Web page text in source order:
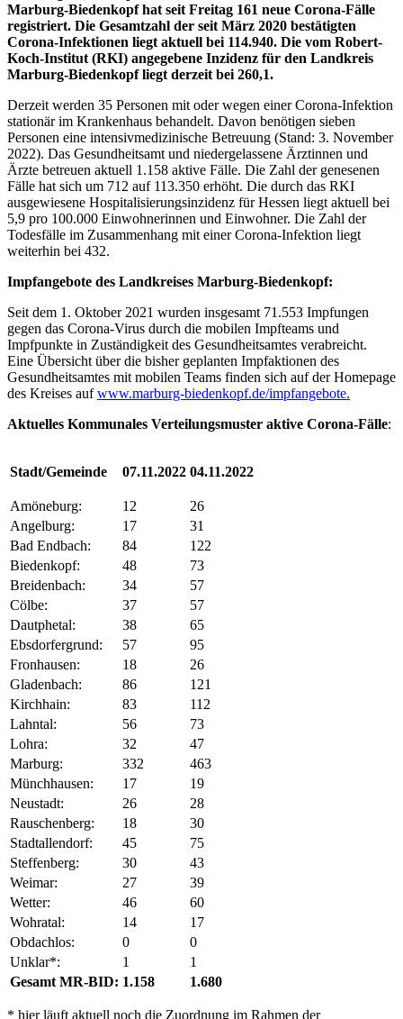
Marburg-Biedenkopf hat seit Freitag 161 neue Corona-Fälle
registriert. Die Gesamtzahl der seit März 2020 bestätigten
Corona-Infektionen liegt aktuell bei 114.940. Die vom Robert-
Koch-Institut (RKI) angegebene Inzidenz für den Landkreis
Marburg-Biedenkopf liegt derzeit bei 260,1.
Derzeit werden 35 Personen mit oder wegen einer Corona-Infektion
stationär im Krankenhaus behandelt. Davon benötigen sieben
Personen eine intensivmedizinische Betreuung (Stand: 3. November
2022). Das Gesundheitsamt und niedergelassene Ärztinnen und
Ärzte betreuen aktuell 1.158 aktive Fälle. Die Zahl der genesenen
Fälle hat sich um 712 auf 113.350 erhöht. Die durch das RKI
ausgewiesene Hospitalisierungsinzidenz für Hessen liegt aktuell bei
5,9 pro 100.000 Einwohnerinnen und Einwohner. Die Zahl der
Todesfälle im Zusammenhang mit einer Corona-Infektion liegt
weiterhin bei 432.
Impfangebote des Landkreises Marburg-Biedenkopf:
Seit dem 1. Oktober 2021 wurden insgesamt 71.553 Impfungen
gegen das Corona-Virus durch die mobilen Impfteams und
Impfpunkte in Zuständigkeit des Gesundheitsamtes verabreicht.
Eine Übersicht über die bisher geplanten Impfaktionen des
Gesundheitsamtes mit mobilen Teams finden sich auf der Homepage
des Kreises aufwww.marburg-biedenkopf.de/impfangebote.
Aktuelles Kommunales Verteilungsmuster aktive Corona-Fälle:
Stadt/Gemeinde 07.11.2022 04.11.2022
Amöneburg: 12
26
Angelburg:
17
31
Bad Endbach:
84
122
Biedenkopf:
48
73
Breidenbach:
34
57
Cölbe:
37
57
Dautphetal:
38
65
Ebsdorfergrund:
57
95
Fronhausen:
18
26
Gladenbach:
86
121
Kirchhain:
83
112
Lahntal:
56
73
Lohra:
32
47
Marburg:
332
463
Münchhausen:
17
19
Neustadt:
26
28
Rauschenberg:
18
30
Stadtallendorf:
45
75
Steffenberg:
30
43
Weimar:
27
39
Wetter:
46
60
Wohratal:
14
17
Obdachlos:
0
0
Unklar*:
1
1
Gesamt MR-BID: 1.158 1.680
* hier läuft aktuell noch die Zuordnung im Rahmen der